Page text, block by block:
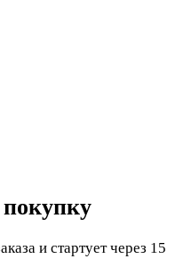
и стартует через 15